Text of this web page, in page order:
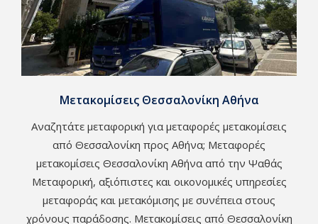
Μετακομίσεις Θεσσαλονίκη Αθήνα
Αναζητάτε μεταφορική για μεταφορές μετακομίσεις
από Θεσσαλονίκη προς Αθήνα; Μεταφορές
μετακομίσεις Θεσσαλονίκη Αθήνα από την Ψαθάς
Μεταφορική, αξιόπιστες και οικονομικές υπηρεσίες
μεταφοράς και μετακόμισης με συνέπεια στους
χρόνους παράδοσης. Μετακομίσεις από Θεσσαλονίκη